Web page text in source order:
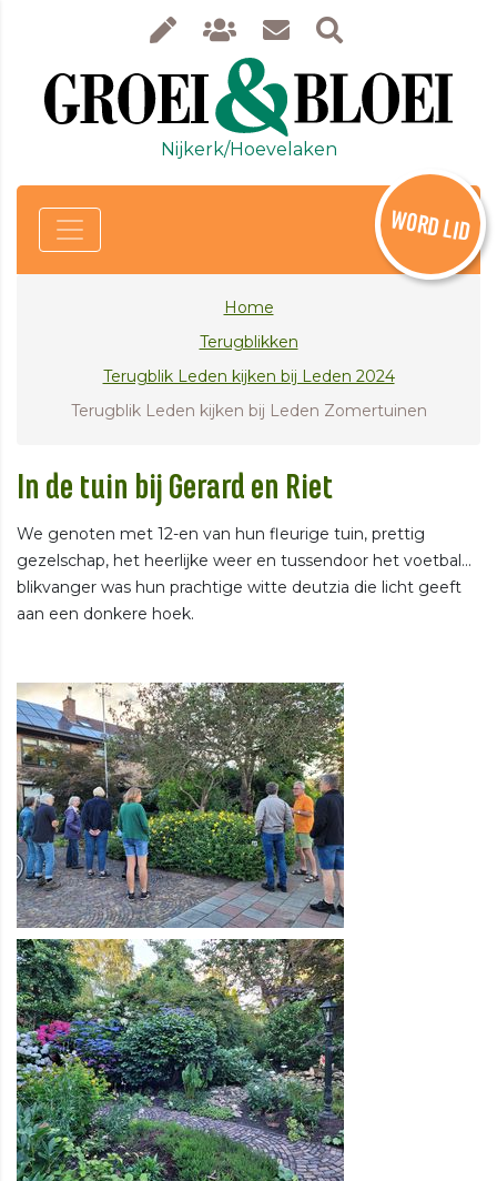
Nijkerk/Hoevelaken
WORD LID
Home
Terugblikken
Terugblik Leden kijken bij Leden 2024
Terugblik Leden kijken bij Leden Zomertuinen
In de tuin bij Gerard en Riet
We genoten met 12-en van hun fleurige tuin, prettig
gezelschap, het heerlijke weer en tussendoor het voetbal...
blikvanger was hun prachtige witte deutzia die licht geeft
aan een donkere hoek.